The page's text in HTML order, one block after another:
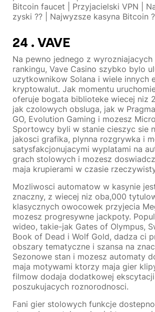
Bitcoin faucet | Przyjacielski VPN |
zyski ?? | Najwyzsze kasyna Bitcoin ?
24 . VAVE
Na pewno jednego z
rankingu, Vave Casino szybko bylo
uzytkownikow Solana i wiele innych
kryptowalut. Jak momentu
oferuje bogata biblioteke wiecej niz
jak czolowych obsluga, jak w
GO, Evolution Gaming i mozesz
Sportowcy byli w stanie cieszyc sie
jakosci grafika, plynna rozgrywka i
satysfakcjonujacymi wyplatami na
grach stolowych i mozesz
maja krupierami w czasie
Mozliwosci automatow w kasynie
znaczny, z wiecej niz oba,000
klasycznych owocowek przyjecia
mozesz progresywne jackpoty.
wideo, takie-jak Gates of Olympus,
Book of Dead i Wolf Gold, dadza ci
obszary tematyczne i szansa na
Sezonowe stan i mozesz automaty
maja motywami ktorzy maja gier
filmow dodaja dodatkowej
poszukujacych roznorodnosci.
Fani gier stolowych funkcje